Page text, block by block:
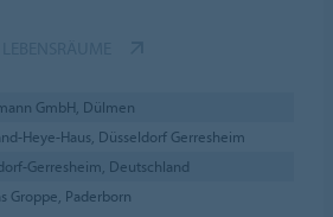
GmbH, Dülmen
Heye-Haus, Düsseldorf Gerresheim
Gerresheim, Deutschland
Groppe, Paderborn